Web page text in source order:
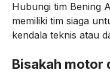
Hubungi tim Bening
memiliki tim siaga
kendala teknis atau
Bisakah motor